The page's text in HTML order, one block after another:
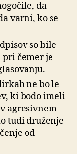
da
varni, ko se
so bile
pri čemer je
ne bo le
ki bodo imeli
agresivnem
tudi druženje
od